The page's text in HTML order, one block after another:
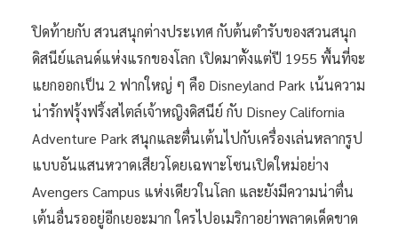
ปิดท้ายกับ สวนสนุกต่างประเทศ กับต้นตำรับของสวนสนุก
ดิสนีย์แลนด์แห่งแรกของโลก เปิดมาตั้งแต่ปี 1955 พื้นที่จะ
แยกออกเป็น 2 ฟากใหญ่ ๆ คือ Disneyland Park เน้นความ
น่ารักฟรุ้งฟริ้งสไตล์เจ้าหญิงดิสนีย์ กับ Disney California
Adventure Park สนุกและตื่นเต้นไปกับเครื่องเล่นหลากรูป
แบบอันแสนหวาดเสียวโดยเฉพาะโซนเปิดใหม่อย่าง
Avengers Campus แห่งเดียวในโลก และยังมีความน่าตื่น
เต้นอื่นรออยู่อีกเยอะมาก ใครไปอเมริกาอย่าพลาดเด็ดขาด